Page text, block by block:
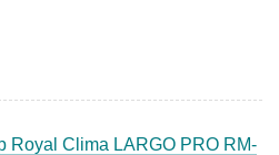
Royal Clima LARGO PRO RM-